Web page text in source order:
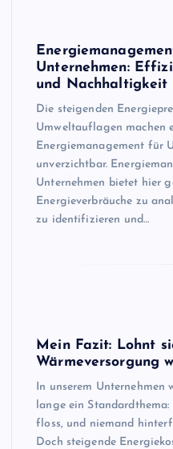
Unternehmen:
und Nachhaltigkeit
Die steigenden
Umweltauflagen machen
Energiemanagement für
unverzichtbar.
Unternehmen bietet hier
Energieverbräuche zu
zu identifizieren und…
Mein Fazit: Lohnt
Wärmeversorgung
In unserem Unternehmen
lange ein
floss, und niemand
Doch steigende